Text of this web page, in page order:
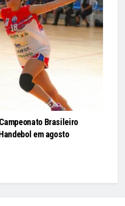
Brasileiro
em agosto